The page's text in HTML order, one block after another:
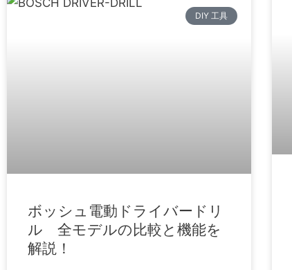
DIY 工具
ボッシュ電動ドライバードリ
ル 全モデルの比較と機能を
解説！